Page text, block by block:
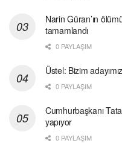
Narin Güran’ın
tamamlandı
0 PAYLAŞIM
Üstel: Bizim
0 PAYLAŞIM
Cumhurbaşkanı
yapıyor
0 PAYLAŞIM